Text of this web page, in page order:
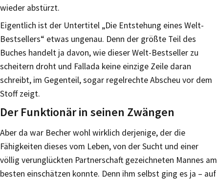
wieder abstürzt.
Eigentlich ist der Untertitel „Die Entstehung eines Welt-
Bestsellers“ etwas ungenau. Denn der größte Teil des
Buches handelt ja davon, wie dieser Welt-Bestseller zu
scheitern droht und Fallada keine einzige Zeile daran
schreibt, im Gegenteil, sogar regelrechte Abscheu vor dem
Stoff zeigt.
Der Funktionär in seinen Zwängen
Aber da war Becher wohl wirklich derjenige, der die
Fähigkeiten dieses vom Leben, von der Sucht und einer
völlig verunglückten Partnerschaft gezeichneten Mannes am
besten einschätzen konnte. Denn ihm selbst ging es ja – auf